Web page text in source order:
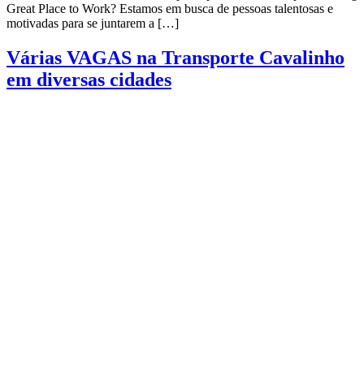
Great Place to Work? Estamos em busca de pessoas talentosas e
motivadas para se juntarem a […]
Várias VAGAS na Transporte Cavalinho
em diversas cidades